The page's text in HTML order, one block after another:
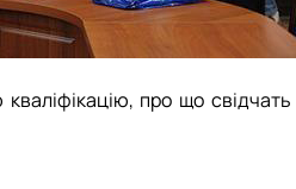
про що свідчать